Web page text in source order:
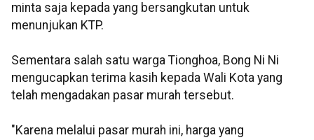
minta saja kepada yang bersangkutan untuk
menunjukan KTP.
Sementara salah satu warga Tionghoa, Bong Ni Ni
mengucapkan terima kasih kepada Wali Kota yang
telah mengadakan pasar murah tersebut.
"Karena melalui pasar murah ini, harga yang